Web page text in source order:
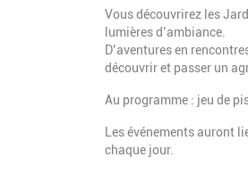
Vous découvrirez les
lumières d’ambiance.
D’aventures en
découvrir et passer un
Au programme : jeu de
Les événements auront
chaque jour.